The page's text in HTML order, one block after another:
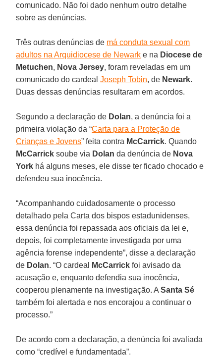
comunicado. Não foi dado nenhum outro detalhe
sobre as denúncias.
Três outras denúncias de má conduta sexual com
adultos na Arquidiocese de Newark e na Diocese de
Metuchen, Nova Jersey, foram reveladas em um
comunicado do cardealJoseph Tobin, de Newark.
Duas dessas denúncias resultaram em acordos.
Segundo a declaração de Dolan, a denúncia foi a
primeira violação da “Carta para a Proteção de
Crianças e Jovens” feita contra McCarrick. Quando
McCarrick soube via Dolan da denúncia de Nova
York há alguns meses, ele disse ter ficado chocado e
defendeu sua inocência.
“Acompanhando cuidadosamente o processo
detalhado pela Carta dos bispos estadunidenses,
essa denúncia foi repassada aos oficiais da lei e,
depois, foi completamente investigada por uma
agência forense independente”, disse a declaração
de Dolan. “O cardeal McCarrick foi avisado da
acusação e, enquanto defendia sua inocência,
cooperou plenamente na investigação. ASanta Sé
também foi alertada e nos encorajou a continuar o
processo.”
De acordo com a declaração, a denúncia foi avaliada
como “credível e fundamentada”.